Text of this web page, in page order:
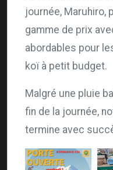
journée, Maruhiro,
gamme de prix
abordables pour
koï à petit budget.
Malgré une pluie
fin de la journée,
termine avec